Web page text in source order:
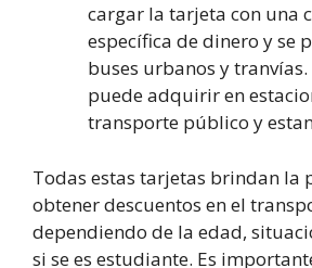
cargar la tarjeta con una
específica de dinero y se
buses urbanos y
puede adquirir en
transporte público y
Todas estas tarjetas brindan la
obtener descuentos en el
dependiendo de la edad,
si se es estudiante. Es